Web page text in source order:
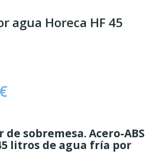
agua Horeca HF 45
de sobremesa. Acero-ABS
litros de agua fría por